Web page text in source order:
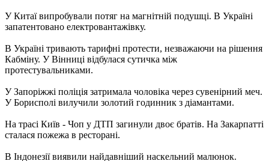
У Китаї випробували потяг на магнітній подушці. В Україні
запатентовано електровантажівку.
В Україні тривають тарифні протести, незважаючи на рішення
Кабміну. У Вінниці відбулася сутичка між
протестувальниками.
У Запоріжжі поліція затримала чоловіка через сувенірний меч.
У Борисполі вилучили золотий годинник з діамантами.
На трасі Київ - Чоп у ДТП загинули двоє братів. На Закарпатті
сталася пожежа в ресторані.
В Індонезії виявили найдавніший наскельний малюнок.